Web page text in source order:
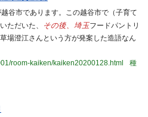
谷市であります。この越谷市で（子育て
ただいた、
その後、埼玉フードパントリ
場澄江さんという方が発案した造語なん
room-kaiken/kaiken20200128.html
種